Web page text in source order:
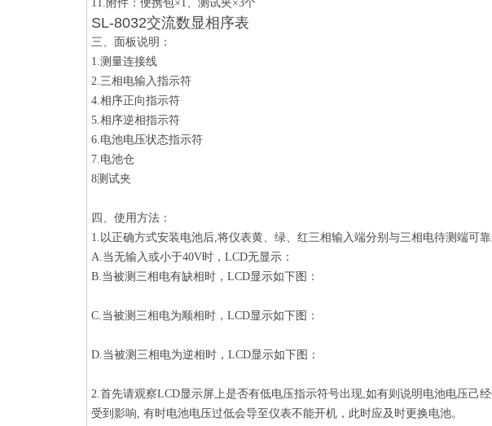
11.附件：便携包×1、测试夹×3个
SL-8032交流数显相序表
三、面板说明：
1.测量连接线
2.三相电输入指示符
4.相序正向指示符
5.相序逆相指示符
6.电池电压状态指示符
7.电池仓
8测试夹
四、使用方法：
1. 以正确方式安装电池后,将仪表黄、绿、红三相输入端分别与三相电待测端可
A.当无输入或小于40V时，LCD无显示 ：
B.当被测三相电有缺相时，LCD显示如下图：
C.当被测三相电为顺相时，LCD显示如下图：
D.当被测三相电为逆相时，LCD显示如下图：
2.首先请观察LCD显示屏上是否有低电压指示符号出现,如有则说明电池电压己
受到影响, 有时电池电压过低会导至仪表不能开机，此时应及时更换电池。